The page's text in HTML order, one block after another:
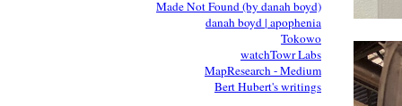
Made Not Found (by danah boyd)
danah boyd | apophenia
Tokowo
watchTowr Labs
MapResearch - Medium
Bert Hubert's writings